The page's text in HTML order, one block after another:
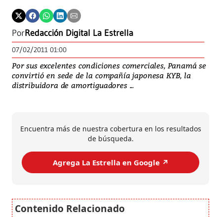
PorRedacción Digital La Estrella
07/02/2011 01:00
Por sus excelentes condiciones comerciales, Panamá se
convirtió en sede de la compañía japonesa KYB, la
distribuidora de amortiguadores ...
Encuentra más de nuestra cobertura en los resultados
de búsqueda.
Agrega La Estrella en Google ↗️